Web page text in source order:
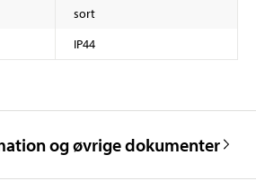
sort
IP44
og øvrige dokumenter